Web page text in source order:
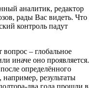
аналитик, редактор
рады Вас видеть. Что
контроль падут
вопрос – глобальное
иначе оно проявляется.
определённого
например, результаты
два года прошли в